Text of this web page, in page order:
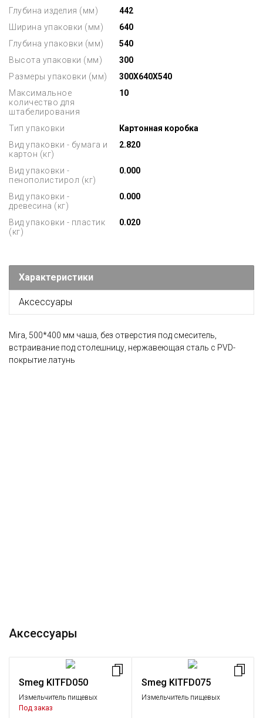
Глубина изделия (мм)
442
Ширина упаковки (мм)
640
Глубина упаковки (мм)
540
Высота упаковки (мм)
300
Размеры упаковки (мм)
300X640X540
Максимальное
количество для
штабелирования
10
Тип упаковки
Картонная коробка
Вид упаковки - бумага и
картон (кг)
2.820
Вид упаковки -
пенополистирол (кг)
0.000
Вид упаковки -
древесина (кг)
0.000
Вид упаковки - пластик
(кг)
0.020
Характеристики
Аксессуары
Mira, 500*400 мм чаша, без отверстия под смеситель,
встраивание под столешницу, нержавеющая сталь с PVD-
покрытие латунь
Аксессуары
Smeg KITFD050
Измельчитель пищевых
отходов, 0,5 л.с.
Под заказ
Smeg KITFD075
Измельчитель пищевых